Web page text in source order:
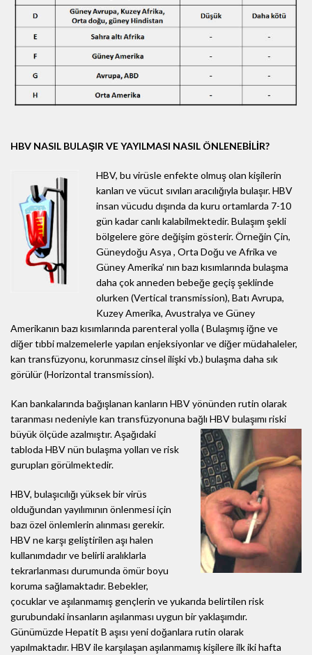
HBV NASIL BULAŞIR VE YAYILMASI NASIL ÖNLENEBİLİR?
HBV, bu virüsle enfekte olmuş olan kişilerin
kanları ve vücut sıvıları aracılığıyla bulaşır. HBV
insan vücudu dışında da kuru ortamlarda 7-10
gün kadar canlı kalabilmektedir. Bulaşım şekli
bölgelere göre değişim gösterir. Örneğin Çin,
Güneydoğu Asya , Orta Doğu ve Afrika ve
Güney Amerika’ nın bazı kısımlarında bulaşma
daha çok anneden bebeğe geçiş şeklinde
olurken (Vertical transmission), Batı Avrupa,
Kuzey Amerika, Avustralya ve Güney
Amerikanın bazı kısımlarında parenteral yolla ( Bulaşmış iğne ve
diğer tıbbi malzemelerle yapılan enjeksiyonlar ve diğer müdahaleler,
kan transfüzyonu, korunmasız cinsel ilişki vb.) bulaşma daha sık
görülür (Horizontal transmission).
Kan bankalarında bağışlanan kanların HBV yönünden rutin olarak
taranması nedeniyle kan transfüzyonuna bağlı HBV bulaşımı riski
büyük ölçüde azalmıştır. Aşağıdaki
tabloda HBV nün bulaşma yolları ve risk
gurupları görülmektedir.
HBV, bulaşıcılığı yüksek bir virüs
olduğundan yayılımının önlenmesi için
bazı özel önlemlerin alınması gerekir.
HBV ne karşı geliştirilen aşı halen
kullanımdadır ve belirli aralıklarla
tekrarlanması durumunda ömür boyu
koruma sağlamaktadır. Bebekler,
çocuklar ve aşılanmamış gençlerin ve yukarıda belirtilen risk
gurubundaki insanların aşılanması uygun bir yaklaşımdır.
Günümüzde Hepatit B aşısı yeni doğanlara rutin olarak
yapılmaktadır. HBV ile karşılaşan aşılanmamış kişilere ilk iki hafta